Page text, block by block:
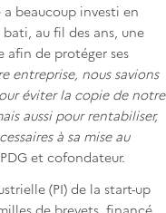
a beaucoup investi en
au fil des ans, une
de protéger ses
entreprise, nous savions
éviter la copie de notre
aussi pour rentabiliser,
à sa mise au
et cofondateur.
(PI) de la start-up
de brevets, financé